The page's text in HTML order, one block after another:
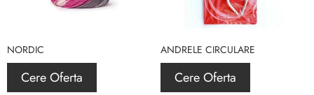
NORDIC
Cere Oferta
ANDRELE CIRCULARE
Cere Oferta